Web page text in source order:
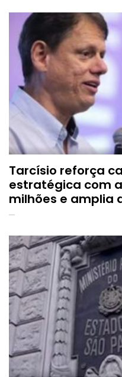
Tarcísio reforça
estratégica com
milhões e amplia
municípios